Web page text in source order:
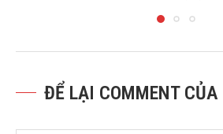
ĐỂ LẠI COMMENT